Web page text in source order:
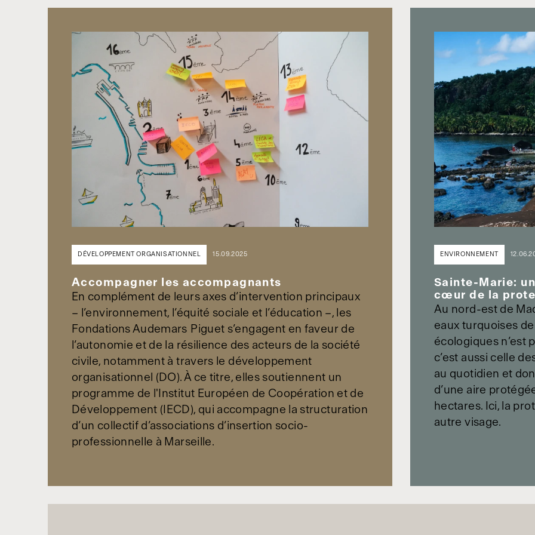
DÉVELOPPEMENT ORGANISATIONNEL 15.09.2025
Accompagner les accompagnants
En complément de leurs axes d’intervention principaux
– l’environnement, l’équité sociale et l’éducation –, les
Fondations Audemars Piguet s’engagent en faveur de
l’autonomie et de la résilience des acteurs de la société
civile, notamment à travers le développement
organisationnel (DO). À ce titre, elles soutiennent un
programme de l'Institut Européen de Coopération et de
Développement (IECD), qui accompagne la structuration
d’un collectif d’associations d’insertion socio-
professionnelle à Marseille.
ENVIRONNEMENT
Sainte-Marie:
cœur de la
Au nord-est de
eaux turquoises
écologiques n’est
c’est aussi celle
au quotidien et
d’une aire
hectares. Ici, la
autre visage.